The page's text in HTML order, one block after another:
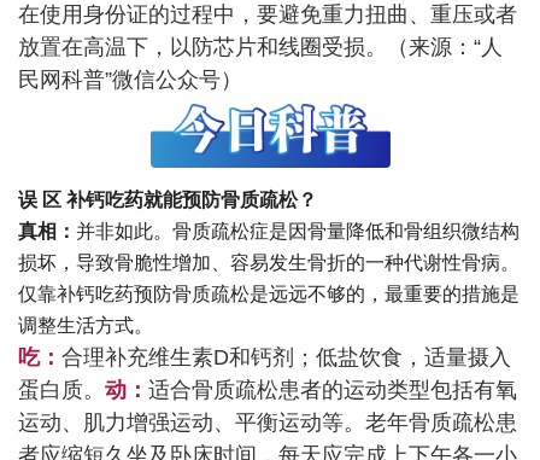
在使用身份证的过程中，要避免重力扭曲、重压或者
放置在高温下，以防芯片和线圈受损。（来源：“人
民网科普”微信公众号）
误 区 补钙吃药就能预防骨质疏松？
真相： 并非如此。骨质疏松症是因骨量降低和骨组织微结构
损坏，导致骨脆性增加、容易发生骨折的一种代谢性骨病。
仅靠补钙吃药预防骨质疏松是远远不够的，最重要的措施是
调整生活方式。
吃： 合理补充维生素D和钙剂；低盐饮食，适量摄入
蛋白质。 动： 适合骨质疏松患者的运动类型包括有氧
运动、肌力增强运动、平衡运动等。老年骨质疏松患